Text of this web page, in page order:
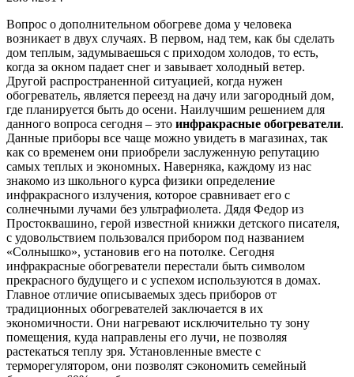
Вопрос о дополнительном обогреве дома у человека
возникает в двух случаях. В первом, над тем, как бы сделать
дом теплым, задумываешься с приходом холодов, то есть,
когда за окном падает снег и завывает холодный ветер.
Другой распространенной ситуацией, когда нужен
обогреватель, является переезд на дачу или загородный дом,
где планируется быть до осени. Наилучшим решением для
данного вопроса сегодня – это инфракрасные обогреватели.
Данные приборы все чаще можно увидеть в магазинах, так
как со временем они приобрели заслуженную репутацию
самых теплых и экономных. Наверняка, каждому из нас
знакомо из школьного курса физики определение
инфракрасного излучения, которое сравнивает его с
солнечными лучами без ультрафиолета. Дядя Федор из
Простоквашино, герой известной книжки детского писателя,
с удовольствием пользовался прибором под названием
«Солнышко», установив его на потолке. Сегодня
инфракрасные обогреватели перестали быть символом
прекрасного будущего и с успехом используются в домах.
Главное отличие описываемых здесь приборов от
традиционных обогревателей заключается в их
экономичности. Они нагревают исключительно ту зону
помещения, куда направлены его лучи, не позволяя
растекаться теплу зря. Установленные вместе с
терморегулятором, они позволят сэкономить семейный